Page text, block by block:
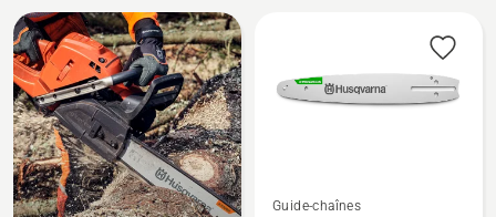
Tous
les
produits
Guide-chaînes